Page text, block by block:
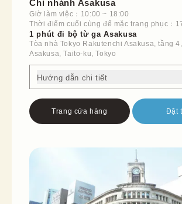
Chi nhánh Asakusa
Giờ làm việc：10:00 ~ 18:00
Thời điểm cuối cùng để mặc trang phục：
1 phút đi bộ từ ga Asakusa
Tòa nhà Tokyo Rakutenchi Asakusa, tầng
Asakusa, Taito-ku, Tokyo
Hướng dẫn chi tiết
Trang cửa hàng Đặt